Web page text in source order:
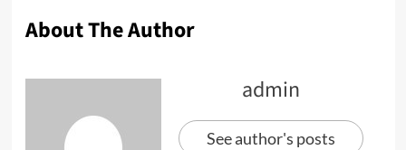
About The Author
admin
See author's posts